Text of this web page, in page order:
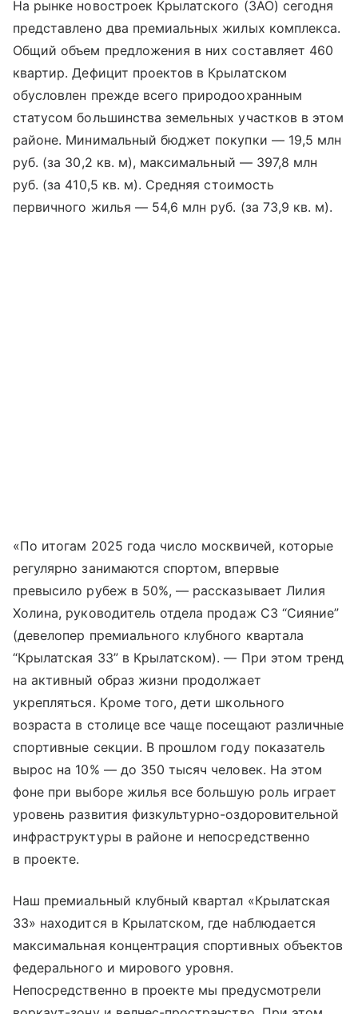
На рынке новостроек Крылатского (ЗАО) сегодня
представлено два премиальных жилых комплекса.
Общий объем предложения в них составляет 460
квартир. Дефицит проектов в Крылатском
обусловлен прежде всего природоохранным
статусом большинства земельных участков в этом
районе. Минимальный бюджет покупки — 19,5 млн
руб. (за 30,2 кв. м), максимальный — 397,8 млн
руб. (за 410,5 кв. м). Средняя стоимость
первичного жилья — 54,6 млн руб. (за 73,9 кв. м).
«По итогам 2025 года число москвичей, которые
регулярно занимаются спортом, впервые
превысило рубеж в 50%, — рассказывает Лилия
Холина, руководитель отдела продаж СЗ “Сияние”
(девелопер премиального клубного квартала
“Крылатская 33” в Крылатском). — При этом тренд
на активный образ жизни продолжает
укрепляться. Кроме того, дети школьного
возраста в столице все чаще посещают различные
спортивные секции. В прошлом году показатель
вырос на 10% — до 350 тысяч человек. На этом
фоне при выборе жилья все большую роль играет
уровень развития физкультурно-оздоровительной
инфраструктуры в районе и непосредственно
в проекте.
Наш премиальный клубный квартал «Крылатская
33» находится в Крылатском, где наблюдается
максимальная концентрация спортивных объектов
федерального и мирового уровня.
Непосредственно в проекте мы предусмотрели